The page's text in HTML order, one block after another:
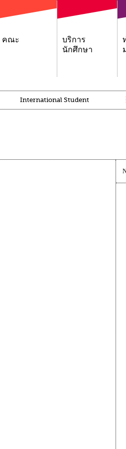
คณะ
บริการ
นักศึกษา
International Student